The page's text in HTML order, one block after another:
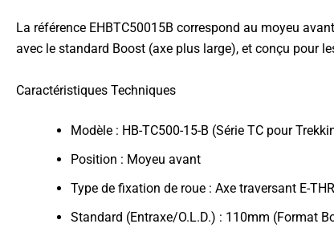
La référence EHBTC50015B correspond au moyeu
avec le standard Boost (axe plus large), et conçu pour
Caractéristiques Techniques
Modèle : HB-TC500-15-B (Série TC pour
Position : Moyeu avant
Type de fixation de roue : Axe traversant E-
Standard (Entraxe/O.L.D.) : 110mm (Format